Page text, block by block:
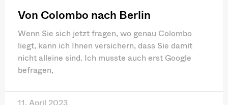
Von Colombo nach Berlin
Wenn Sie sich jetzt fragen, wo genau Colombo
liegt, kann ich Ihnen versichern, dass Sie damit
nicht alleine sind. Ich musste auch erst Google
befragen,
11. April 2023